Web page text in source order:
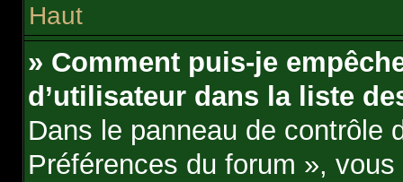
Haut
» Comment puis-je
d’utilisateur dans la liste
Dans le panneau de contrôle
Préférences du forum »,